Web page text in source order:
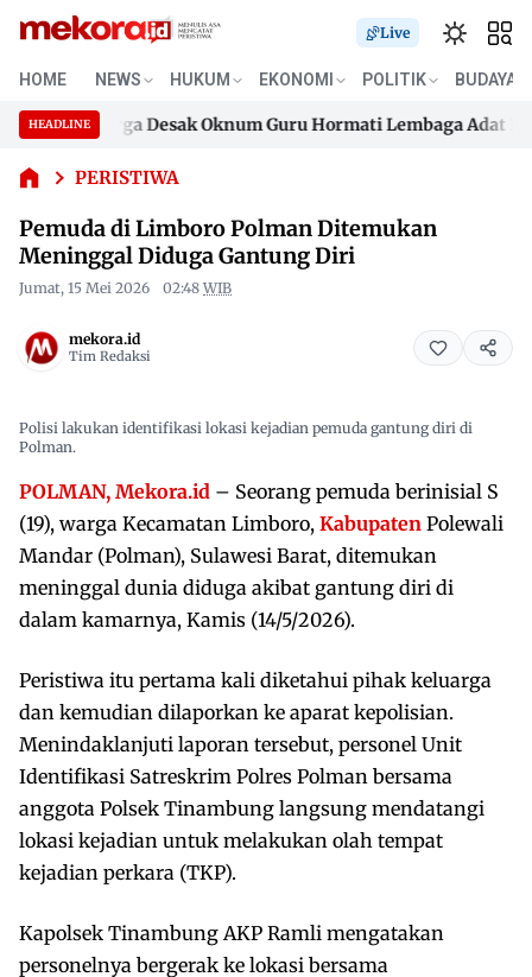
Live
HOME NEWS HUKUM EKONOMI POLITIK BUDAYA
HEADLINE
Keluarga Desak Oknum Guru Hormati Lembaga Adat
Keluarga Desak Oknum Guru Hormati Lembaga Adat
PERISTIWA
Pemuda di
Limboro
Polman
Meninggal
Diduga
Gantung
Diri
Pemuda di Limboro Polman Ditemukan
Meninggal Diduga Gantung Diri
Jumat, 15 Mei 2026 02:48 WIB
mekora.id
Tim Redaksi
Polisi lakukan identifikasi lokasi kejadian pemuda gantung diri di
Polman.
POLMAN, Mekora.id – Seorang pemuda berinisial S
(19), warga Kecamatan Limboro, Kabupaten Polewali
Mandar (Polman), Sulawesi Barat, ditemukan
meninggal dunia diduga akibat gantung diri di
dalam kamarnya, Kamis (14/5/2026).
Peristiwa itu pertama kali diketahui pihak keluarga
dan kemudian dilaporkan ke aparat kepolisian.
Menindaklanjuti laporan tersebut, personel Unit
Identifikasi Satreskrim Polres Polman bersama
anggota Polsek Tinambung langsung mendatangi
lokasi kejadian untuk melakukan olah tempat
kejadian perkara (TKP).
Kapolsek Tinambung AKP Ramli mengatakan
personelnya bergerak ke lokasi bersama